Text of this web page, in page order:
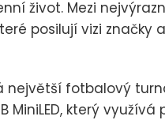
život. Mezi
které posilují vizi
největší fotbalový
MiniLED, který